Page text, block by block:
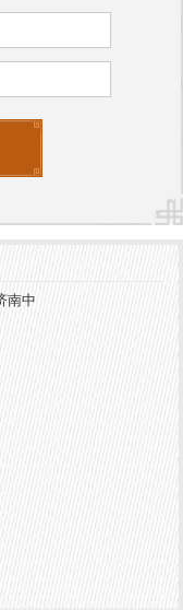
在少数，他们不
理上的煎熬。
的治疗效果显
其专业的医疗团
复发。许多患
，皮肤状态也得
领域的佼佼
可。医院不仅
了国际先进的
就诊到随访，均
还定期举办健康
强治疗信心。
南中